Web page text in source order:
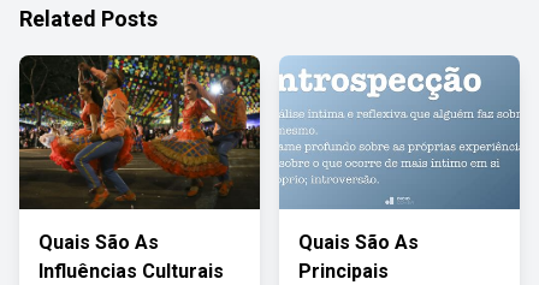
Related Posts
Quais São As
Influências Culturais
Quais São As
Principais